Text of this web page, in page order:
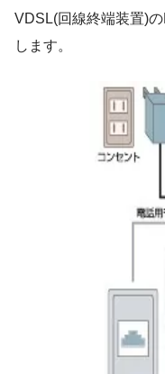
VDSL(回線終端装置)
します。